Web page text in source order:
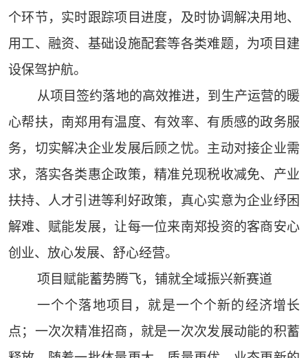
个环节，实时跟踪项目进度，及时协调解决用地、
用工、融资、基础设施配套等各类难题，为项目建
设保驾护航。
从项目签约落地的高效推进，到生产运营的暖
心帮扶，南郑用有温度、有效率、有质感的政务服
务，切实解决企业发展后顾之忧。主动对接企业需
求，落实各类惠企政策，精准兑现税收减免、产业
扶持、人才引进等利好政策，真心实意为企业纾困
解难、赋能发展，让每一位来南郑投资的客商安心
创业、放心发展、舒心经营。
项目赋能蓄势腾飞，铺就全域振兴新赛道
一个个落地项目，就是一个个新的经济增长
点；一次次精准招商，就是一次次发展动能的积蓄